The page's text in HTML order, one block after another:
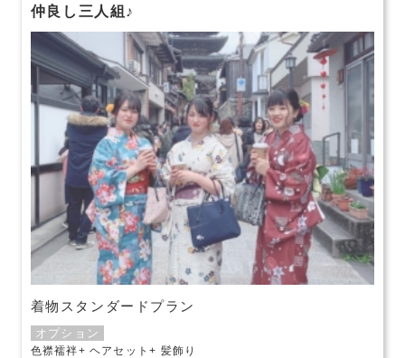
仲良し三人組♪
着物スタンダードプラン
オプション
色襟襦袢 ヘアセット 髪飾り